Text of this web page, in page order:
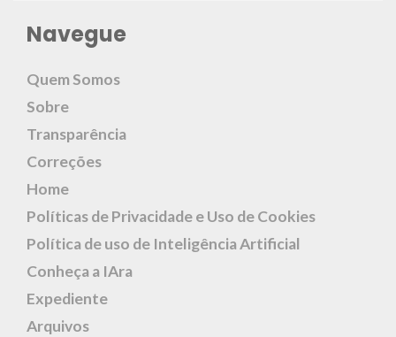
Navegue
Quem Somos
Sobre
Transparência
Correções
Home
Políticas de Privacidade e Uso de Cookies
Política de uso de Inteligência Artificial
Conheça a IAra
Expediente
Arquivos